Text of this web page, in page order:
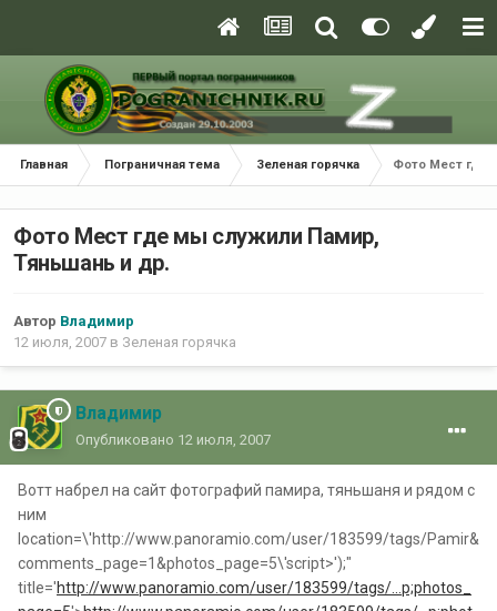
Главная Пограничная тема Зеленая горячка Фото Мест где
Фото Мест где мы служили Памир,
Тяньшань и др.
Автор Владимир
12 июля, 2007 в Зеленая горячка
Владимир
Опубликовано 12 июля, 2007
Вотт набрел на сайт фотографий памира, тяньшаня и рядом с
ним
location=\'http://www.panoramio.com/user/183599/tags/Pamir&
comments_page=1&photos_page=5\'script>');"
title='http://www.panoramio.com/user/183599/tags/...p;photos_